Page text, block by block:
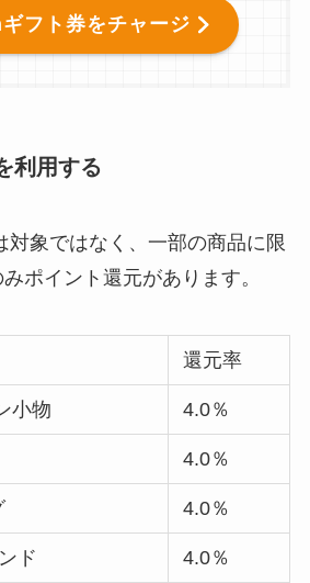
フト券をチャージ
利用する
対象ではなく、一部の商品に限
ポイント還元があります。
還元率
小物 4.0％
4.0％
4.0％
ド 4.0％